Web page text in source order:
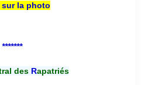
sur la photo
*******
desRapatriés